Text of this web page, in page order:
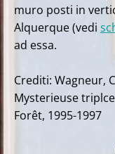
muro posti in
Alquerque (vedi
ad essa.
Crediti: Wagneur,
Mysterieuse
Forêt, 1995-1997